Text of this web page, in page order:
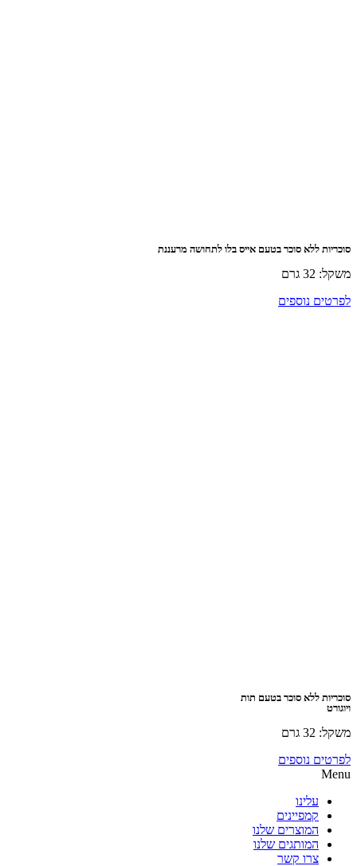
ללא סוכר בטעם אייס בלו לתחושה מרעננת
נוספים
ללא סוכר בטעם תות
נוספים
עלינו
קמפיינים
המוצרים שלנו
המותגים שלנו
צרו קשר